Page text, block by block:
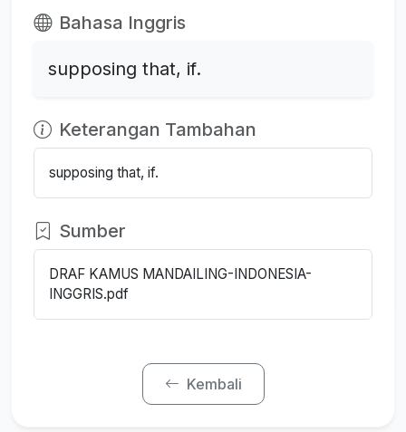
Bahasa Inggris
supposing that, if.
Keterangan Tambahan
supposing that, if.
Sumber
DRAF KAMUS MANDAILING-INDONESIA-
INGGRIS.pdf
Kembali